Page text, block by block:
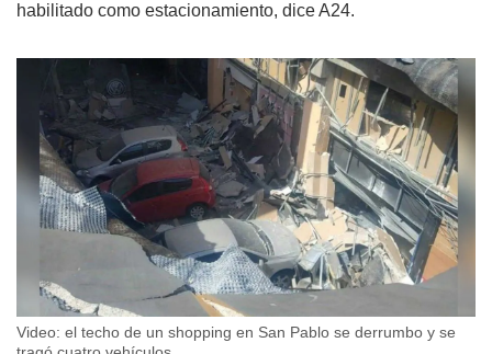
habilitado como estacionamiento, dice A24.
Video: el techo de un shopping en San Pablo se derrumbo y se